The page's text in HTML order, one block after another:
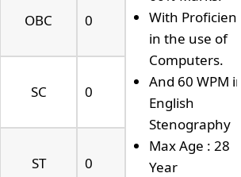
With
in the use of
Computers.
And 60 WPM
English
Stenography
Max Age : 28
Year
OBC 0
SC 0
ST 0